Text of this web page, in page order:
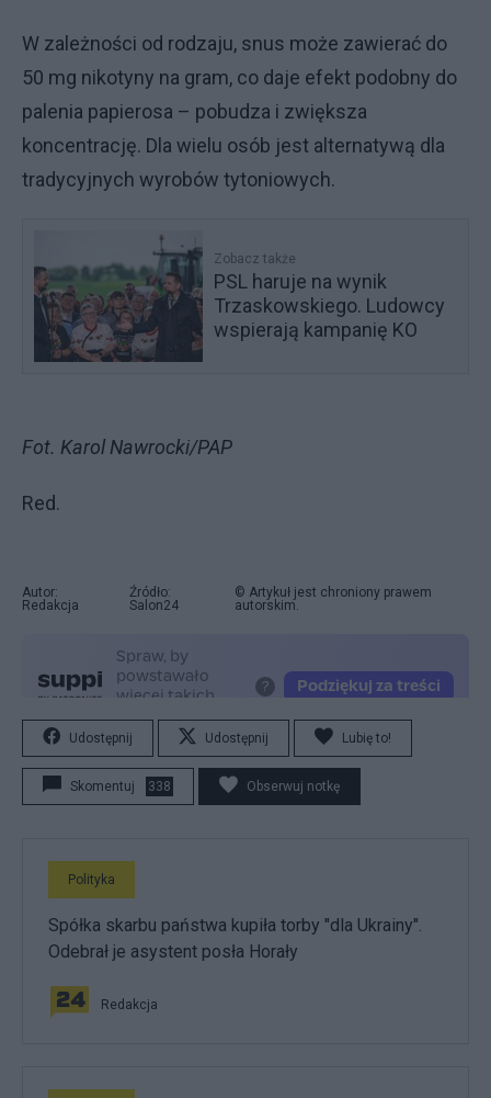
W zależności od rodzaju, snus może zawierać do
50 mg nikotyny na gram, co daje efekt podobny do
palenia papierosa – pobudza i zwiększa
koncentrację. Dla wielu osób jest alternatywą dla
tradycyjnych wyrobów tytoniowych.
Zobacz także
PSL haruje na wynik
Trzaskowskiego. Ludowcy
wspierają kampanię KO
Fot. Karol Nawrocki/PAP
Red.
Autor:
Redakcja
Źródło:
Salon24
© Artykuł jest chroniony prawem
autorskim.
Udostępnij Udostępnij Lubię to!
Skomentuj 338 Obserwuj notkę
Polityka
Spółka skarbu państwa kupiła torby "dla Ukrainy".
Odebrał je asystent posła Horały
Redakcja